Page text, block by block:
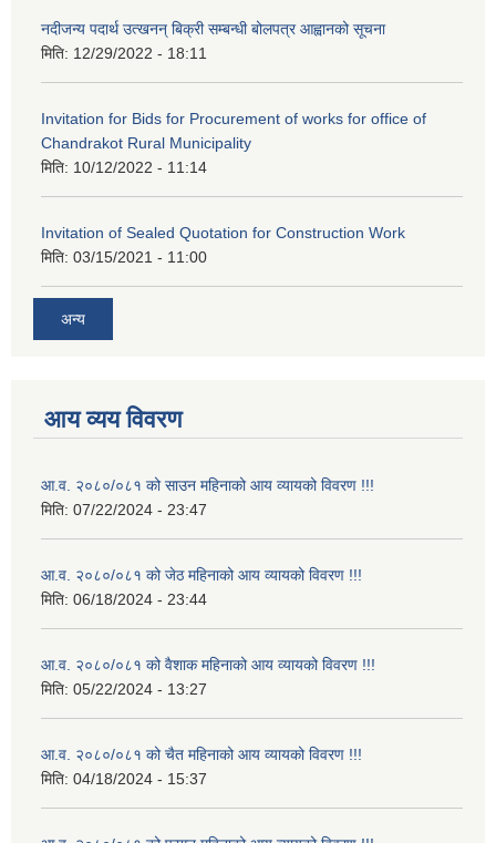
नदीजन्य पदार्थ उत्खनन् बिक्री सम्बन्धी बोलपत्र आह्वानको सूचना
मिति: 12/29/2022 - 18:11
Invitation for Bids for Procurement of works for office of
Chandrakot Rural Municipality
मिति: 10/12/2022 - 11:14
Invitation of Sealed Quotation for Construction Work
मिति: 03/15/2021 - 11:00
अन्य
आय व्यय विवरण
आ.व. २०८०/०८१ को साउन महिनाको आय व्यायको विवरण !!!
मिति: 07/22/2024 - 23:47
आ.व. २०८०/०८१ को जेठ महिनाको आय व्यायको विवरण !!!
मिति: 06/18/2024 - 23:44
आ.व. २०८०/०८१ को वैशाक महिनाको आय व्यायको विवरण !!!
मिति: 05/22/2024 - 13:27
आ.व. २०८०/०८१ को चैत महिनाको आय व्यायको विवरण !!!
मिति: 04/18/2024 - 15:37